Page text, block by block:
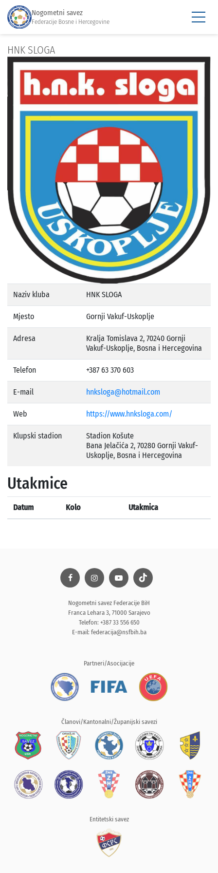
Nogometni savez
Federacije Bosne i Hercegovine
HNK SLOGA
Naziv kluba HNK SLOGA
Mjesto Gornji Vakuf-Uskoplje
Adresa
Kralja Tomislava 2, 70240 Gornji
Vakuf-Uskoplje, Bosna i Hercegovina
Telefon +387 63 370 603
E-mail hnksloga@hotmail.com
Web https://www.hnksloga.com/
Klupski stadion
Stadion Košute
Bana Jelačića 2, 70280 Gornji Vakuf-
Uskoplje, Bosna i Hercegovina
Utakmice
Datum Kolo Utakmica
Nogometni savez Federacije BiH
Franca Lehara 3, 71000 Sarajevo
Telefon: +387 33 556 650
E-mail: federacija@nsfbih.ba
Partneri/Asocijacije
Članovi/Kantonalni/Županijski savezi
Entitetski savez